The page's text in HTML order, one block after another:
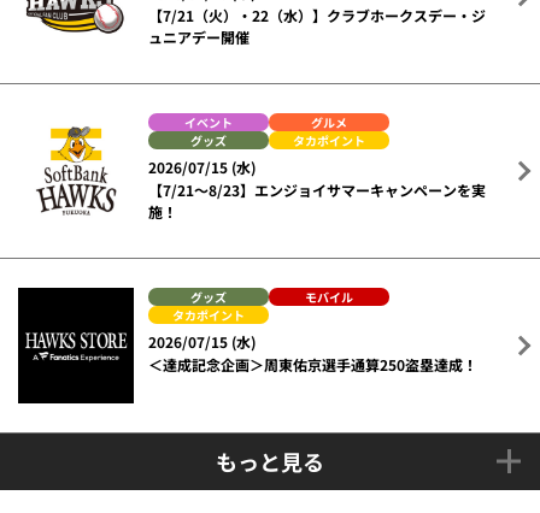
【7/21（火）・22（水）】クラブホークスデー・ジ
ュニアデー開催
イベント
グルメ
グッズ
タカポイント
2026/07/15 (水)
【7/21～8/23】エンジョイサマーキャンペーンを実
施！
グッズ
モバイル
タカポイント
2026/07/15 (水)
＜達成記念企画＞周東佑京選手通算250盗塁達成！
もっと見る